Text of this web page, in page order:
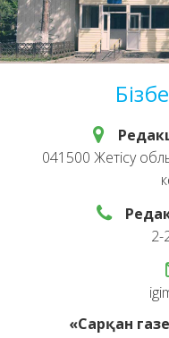
041500 Жетісу
2-
«Сарқан